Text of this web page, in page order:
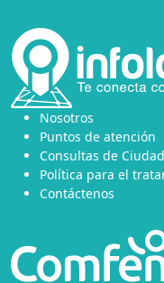
Nosotros
Puntos de atención
Consultas de Ciudad
Política para el
Contáctenos